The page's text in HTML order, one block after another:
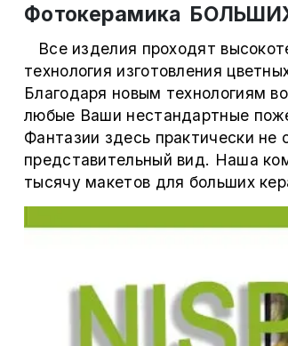
Фотокерамика
Все изделия проходят
технология изготовления
Благодаря новым технологиям
любые Ваши нестандартные
Фантазии здесь практически
представительный вид. Наша
тысячу макетов для больших